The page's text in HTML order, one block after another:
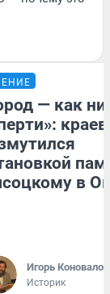
— как
в
Игорь Коновалов
Историк